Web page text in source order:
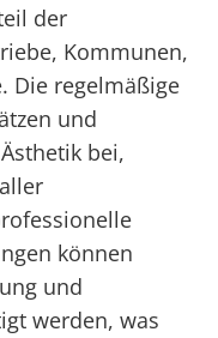
der
Kommunen,
Die regelmäßige
und
bei,
können
und
werden, was